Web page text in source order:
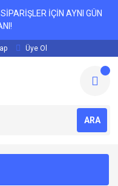
İÇİN AYNI GÜN
Üye Ol
ARA